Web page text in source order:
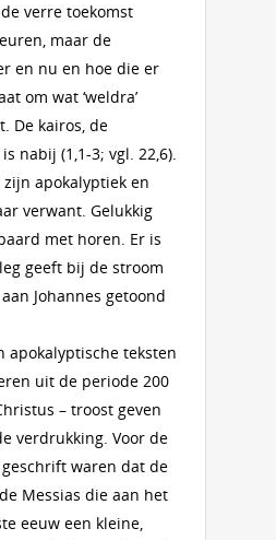
verre toekomst
maar de
en nu en hoe die er
om wat ‘weldra’
De kairos, de
nabij (1,1-3; vgl. 22,6).
apokalyptiek en
verwant. Gelukkig
met horen. Er is
geeft bij de stroom
Johannes getoond
apokalyptische teksten
uit de periode 200
– troost geven
verdrukking. Voor de
waren dat de
Messias die aan het
eeuw een kleine,